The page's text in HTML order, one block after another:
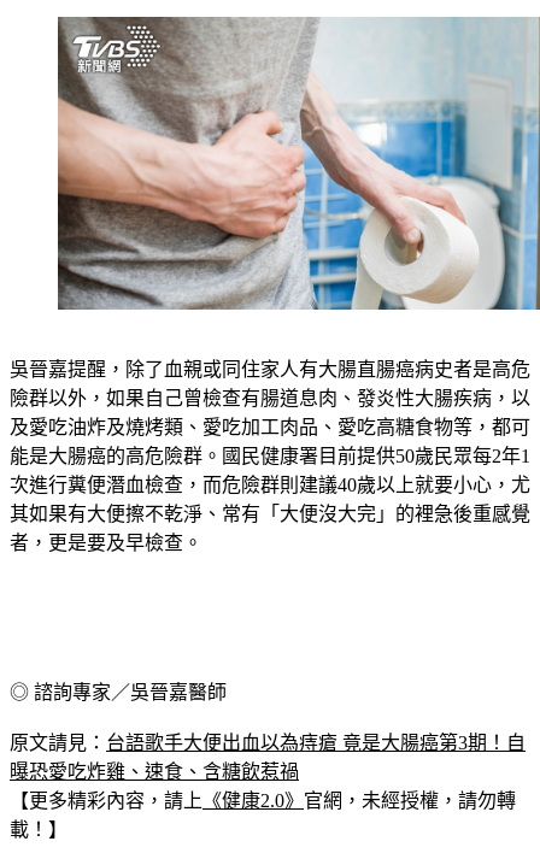
吳晉嘉提醒，除了血親或同住家人有大腸直腸癌病史者是高危
險群以外，如果自己曾檢查有腸道息肉、發炎性大腸疾病，以
及愛吃油炸及燒烤類、愛吃加工肉品、愛吃高糖食物等，都可
能是大腸癌的高危險群。國民健康署目前提供50歲民眾每2年1
次進行糞便潛血檢查，而危險群則建議40歲以上就要小心，尤
其如果有大便擦不乾淨、常有「大便沒大完」的裡急後重感覺
原文請見：台語歌手大便出血以為痔瘡 竟是大腸癌第3期！自
曝恐愛吃炸雞、速食、含糖飲惹禍
【更多精彩內容，請上